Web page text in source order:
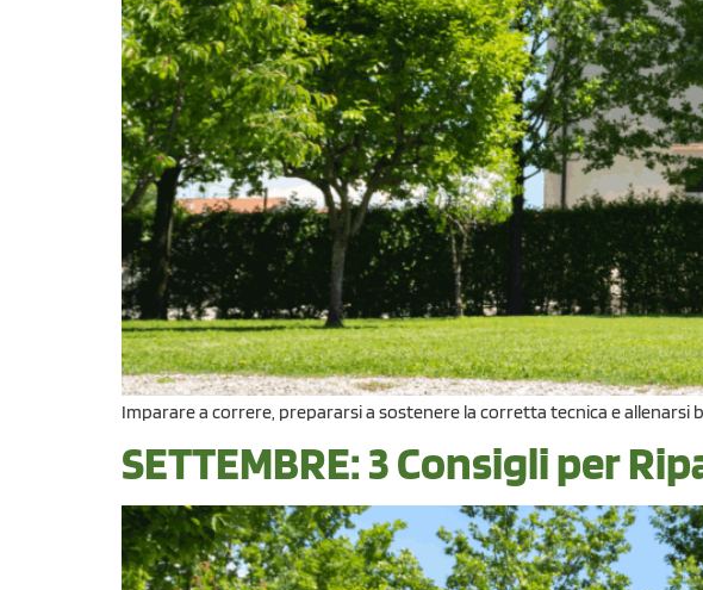
Imparare a correre, prepararsi a sostenere la corretta tecnica e
SETTEMBRE: 3 Consigli per